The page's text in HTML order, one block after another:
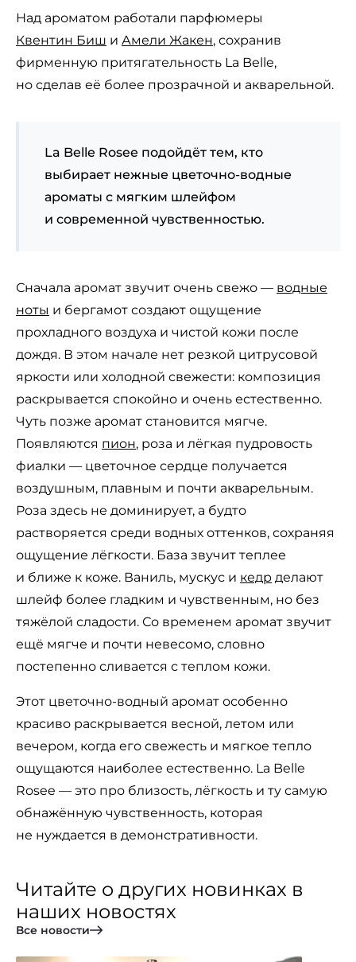
Над ароматом работали парфюмеры
Квентин Биш и Амели Жакен, сохранив
фирменную притягательность La Belle,
но сделав её более прозрачной и акварельной.
La Belle Rosee подойдёт тем, кто
выбирает нежные цветочно-водные
ароматы с мягким шлейфом
и современной чувственностью.
Сначала аромат звучит очень свежо — водные
ноты и бергамот создают ощущение
прохладного воздуха и чистой кожи после
дождя. В этом начале нет резкой цитрусовой
яркости или холодной свежести: композиция
раскрывается спокойно и очень естественно.
Чуть позже аромат становится мягче.
Появляются пион, роза и лёгкая пудровость
фиалки — цветочное сердце получается
воздушным, плавным и почти акварельным.
Роза здесь не доминирует, а будто
растворяется среди водных оттенков, сохраняя
ощущение лёгкости. База звучит теплее
и ближе к коже. Ваниль, мускус и кедр делают
шлейф более гладким и чувственным, но без
тяжёлой сладости. Со временем аромат звучит
ещё мягче и почти невесомо, словно
постепенно сливается с теплом кожи.
Этот цветочно-водный аромат особенно
красиво раскрывается весной, летом или
вечером, когда его свежесть и мягкое тепло
ощущаются наиболее естественно. La Belle
Rosee — это про близость, лёгкость и ту самую
обнажённую чувственность, которая
не нуждается в демонстративности.
Читайте о других новинках в
наших новостях
Все новости